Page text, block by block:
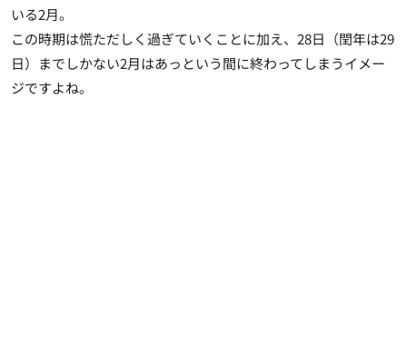
いる2月。
この時期は慌ただしく過ぎていくことに加え、28日（閏年は29
日）までしかない2月はあっという間に終わってしまうイメー
ジですよね。